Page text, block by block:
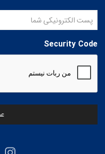
الکترونیکی
شما
Security Code